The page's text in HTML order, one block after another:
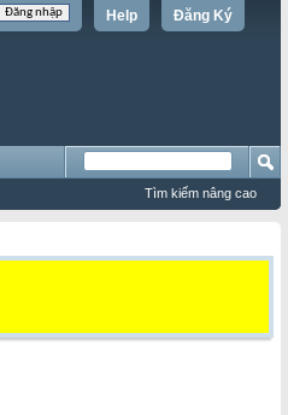
Đăng Ký
Help
Tìm kiếm nâng cao